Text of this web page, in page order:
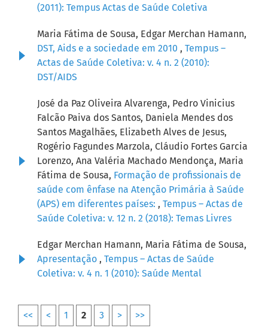
(2011): Tempus Actas de Saúde Coletiva
Maria Fátima de Sousa, Edgar Merchan Hamann,
DST, Aids e a sociedade em 2010 , Tempus –
Actas de Saúde Coletiva: v. 4 n. 2 (2010):
DST/AIDS
José da Paz Oliveira Alvarenga, Pedro Vinicius
Falcão Paiva dos Santos, Daniela Mendes dos
Santos Magalhães, Elizabeth Alves de Jesus,
Rogério Fagundes Marzola, Cláudio Fortes Garcia
Lorenzo, Ana Valéria Machado Mendonça, Maria
Fátima de Sousa, Formação de profissionais de
saúde com ênfase na Atenção Primária à Saúde
(APS) em diferentes países: , Tempus – Actas de
Saúde Coletiva: v. 12 n. 2 (2018): Temas Livres
Edgar Merchan Hamann, Maria Fátima de Sousa,
Apresentação , Tempus – Actas de Saúde
Coletiva: v. 4 n. 1 (2010): Saúde Mental
<< < 1 2 3 > >>